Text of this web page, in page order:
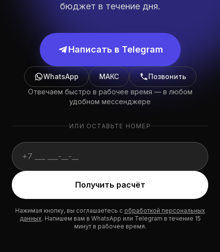
бюджет в течение дня.
Написать в Telegram
WhatsApp МАКС
Позвонить
Отвечаем быстро в рабочее время — в любом
удобном мессенджере
ИЛИ ОСТАВЬТЕ НОМЕР
Website (не заполнять):
Получить расчёт
Нажимая кнопку, вы соглашаетесь с обработкой персональных
данных. Напишем вам в WhatsApp или Telegram в течение 15
минут в рабочее время.